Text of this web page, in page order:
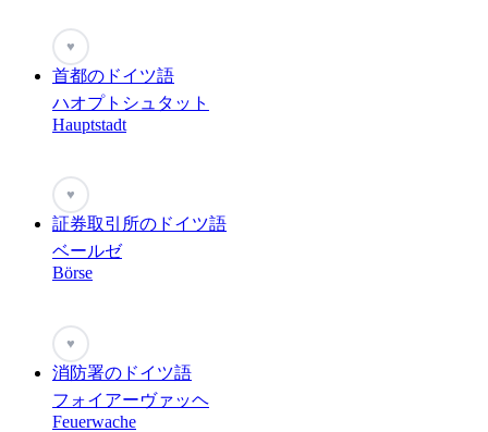
♥
首都のドイツ語
ハオプトシュタット
Hauptstadt
♥
証券取引所のドイツ語
ベールゼ
Börse
♥
消防署のドイツ語
フォイアーヴァッヘ
Feuerwache